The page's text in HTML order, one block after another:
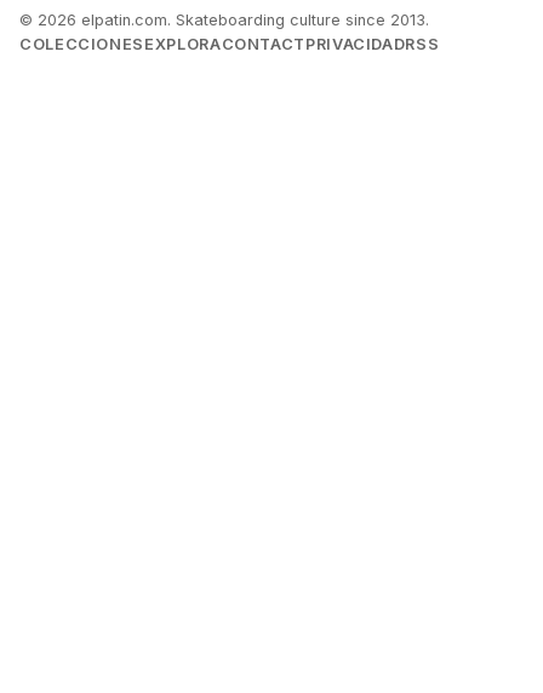
© 2026 elpatin.com. Skateboarding culture since 2013.
COLECCIONES EXPLORACONTACT PRIVACIDADRSS